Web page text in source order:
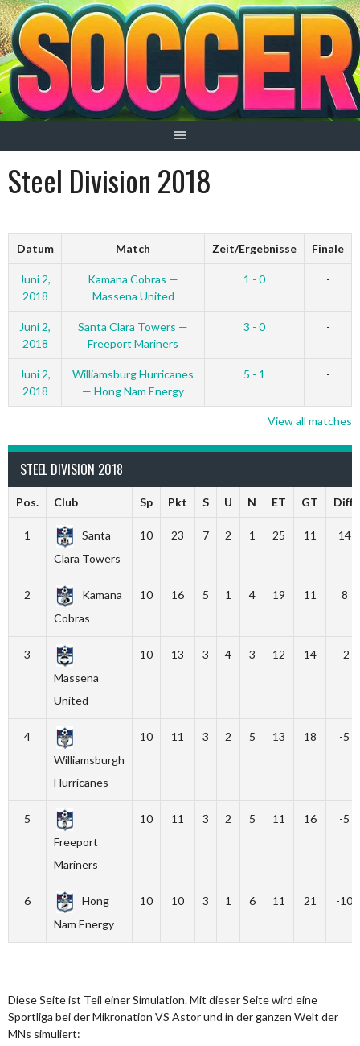
Springe
zum
Inhalt
Steel Division 2018
Datum Match Zeit/Ergebnisse Finale
Juni 2,
2018
Kamana Cobras —
Massena United
1 - 0 -
Juni 2,
2018
Santa Clara Towers —
Freeport Mariners
3 - 0 -
Juni 2,
2018
Williamsburg Hurricanes
— Hong Nam Energy
5 - 1 -
View all matches
STEEL DIVISION 2018
Pos. Club Sp Pkt S U N ET GT Diff.
1
Santa
Clara Towers
10 23 7 2 1 25 11 14
2
Kamana
Cobras
10 16 5 1 4 19 11 8
3
Massena
United
10 13 3 4 3 12 14 -2
4
Williamsburgh
Hurricanes
10 11 3 2 5 13 18 -5
5
Freeport
Mariners
10 11 3 2 5 11 16 -5
6
Hong
Nam Energy
10 10 3 1 6 11 21 -10
Diese Seite ist Teil einer Simulation. Mit dieser Seite wird eine
Sportliga bei der Mikronation VS Astor und in der ganzen Welt der
MNs simuliert: